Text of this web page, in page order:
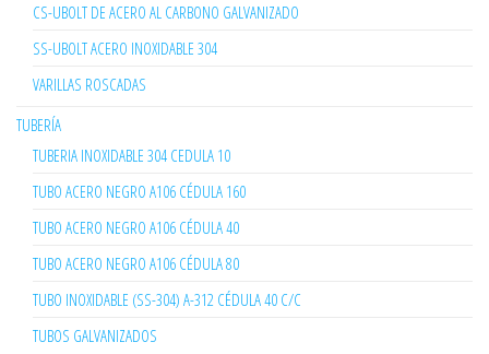
CS-UBOLT DE ACERO AL CARBONO GALVANIZADO
SS-UBOLT ACERO INOXIDABLE 304
VARILLAS ROSCADAS
TUBERÍA
TUBERIA INOXIDABLE 304 CEDULA 10
TUBO ACERO NEGRO A106 CÉDULA 160
TUBO ACERO NEGRO A106 CÉDULA 40
TUBO ACERO NEGRO A106 CÉDULA 80
TUBO INOXIDABLE (SS-304) A-312 CÉDULA 40 C/C
TUBOS GALVANIZADOS